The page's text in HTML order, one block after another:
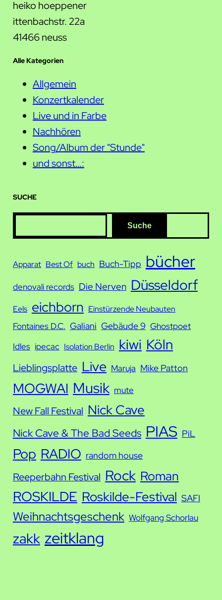
heiko hoeppener
ittenbachstr. 22a
41466 neuss
Alle Kategorien
Allgemein
Konzertkalender
Live und in Farbe
Nachhören
Song/Album der "Stunde"
und sonst…:
SUCHE
u
h
e
Suche
Apparat Best Of buch Buch-Tipp bücher
denovali records Die Nerven Düsseldorf
Eels eichborn Einstürzende Neubauten
Fontaines D.C. Galiani Gebäude 9 Ghostpoet
Idles ipecac Isolation Berlin kiwi Köln
Lieblingsplatte Live Maruja Mike Patton
MOGWAI Musik mute
New Fall Festival Nick Cave
Nick Cave & The Bad Seeds PIAS PiL
Pop RADIO random house
Reeperbahn Festival Rock Roman
ROSKILDE Roskilde-Festival SAFI
Weihnachtsgeschenk Wolfgang Schorlau
zakk zeitklang